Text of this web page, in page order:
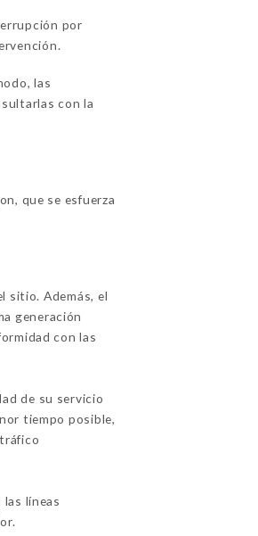
por
las
con la
que se esfuerza
sitio. Además, el
generación
con las
de su servicio
tiempo posible,
líneas